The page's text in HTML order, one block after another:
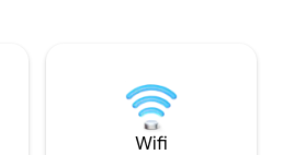
kaniner och
regelbundna besökare.
guidebok för
Wifi